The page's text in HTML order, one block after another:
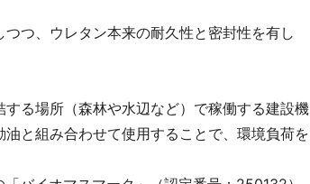
つ、ウレタン本来の耐久性と密封性を有し
る場所（森林や水辺など）で稼働する建設機
と組み合わせて使用することで、環境負荷を